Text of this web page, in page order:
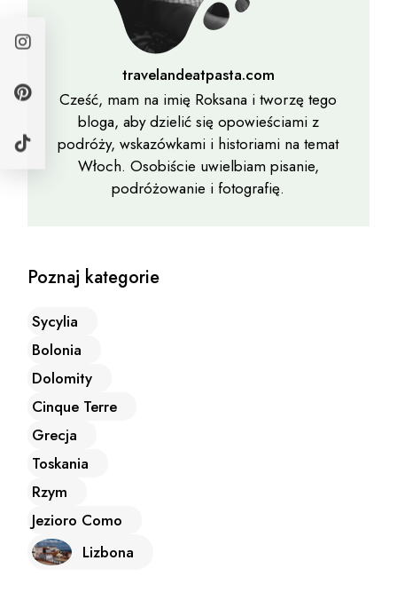
travelandeatpasta.com
Cześć, mam na imię Roksana i tworzę tego
bloga, aby dzielić się opowieściami z
podróży, wskazówkami i historiami na temat
Włoch. Osobiście uwielbiam pisanie,
podróżowanie i fotografię.
Poznaj kategorie
Sycylia
Bolonia
Dolomity
Cinque Terre
Grecja
Toskania
Rzym
Jezioro Como
Lizbona